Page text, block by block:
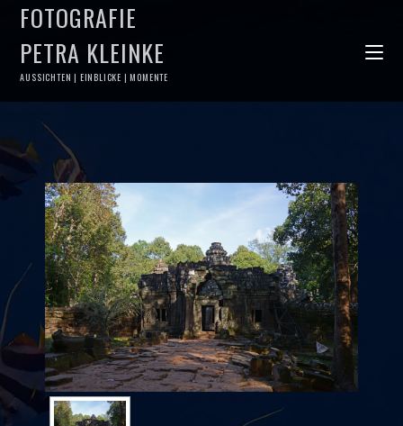
FOTOGRAFIE
PETRA KLEINKE
AUSSICHTEN | EINBLICKE | MOMENTE